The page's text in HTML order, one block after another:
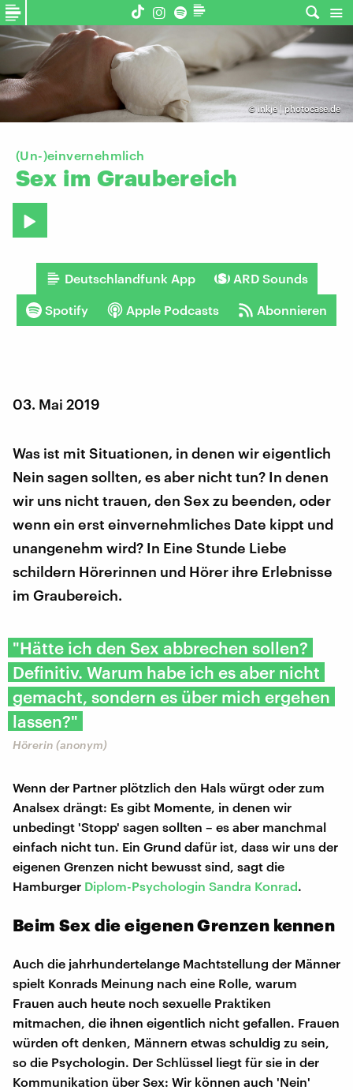
©inkje | photocase.de
(Un-)einvernehmlich
Sex im Graubereich
Deutschlandfunk App ARD Sounds
Spotify Apple Podcasts Abonnieren
03. Mai 2019
Was ist mit Situationen, in denen wir eigentlich
Nein sagen sollten, es aber nicht tun? In denen
wir uns nicht trauen, den Sex zu beenden, oder
wenn ein erst einvernehmliches Date kippt und
unangenehm wird? In Eine Stunde Liebe
schildern Hörerinnen und Hörer ihre Erlebnisse
im Graubereich.
"Hätte ich den Sex abbrechen sollen?
Definitiv. Warum habe ich es aber nicht
gemacht, sondern es über mich ergehen
lassen?"
Hörerin (anonym)
Wenn der Partner plötzlich den Hals würgt oder zum
Analsex drängt: Es gibt Momente, in denen wir
unbedingt 'Stopp' sagen sollten – es aber manchmal
einfach nicht tun. Ein Grund dafür ist, dass wir uns der
eigenen Grenzen nicht bewusst sind, sagt die
Hamburger Diplom-Psychologin Sandra Konrad.
Beim Sex die eigenen Grenzen kennen
Auch die jahrhundertelange Machtstellung der Männer
spielt Konrads Meinung nach eine Rolle, warum
Frauen auch heute noch sexuelle Praktiken
mitmachen, die ihnen eigentlich nicht gefallen. Frauen
würden oft denken, Männern etwas schuldig zu sein,
so die Psychologin. Der Schlüssel liegt für sie in der
Kommunikation über Sex: Wir können auch 'Nein'